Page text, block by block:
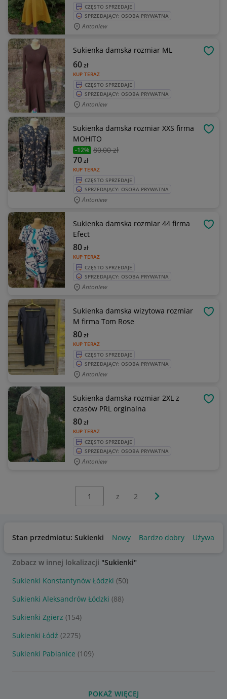
CZĘSTO SPRZEDAJE
SPRZEDAJĄCY: OSOBA PRYWATNA
Antoniew
Sukienka damska rozmiar ML
KUP TERAZ
60zł
CZĘSTO SPRZEDAJE
SPRZEDAJĄCY: OSOBA PRYWATNA
Antoniew
Sukienka damska rozmiar XXS firma
MOHITO
-12% 80,00 zł
KUP TERAZ
70zł
CZĘSTO SPRZEDAJE
SPRZEDAJĄCY: OSOBA PRYWATNA
Antoniew
Sukienka damska rozmiar 44 firma
Efect
KUP TERAZ
80zł
CZĘSTO SPRZEDAJE
SPRZEDAJĄCY: OSOBA PRYWATNA
Antoniew
Sukienka damska wizytowa rozmiar
M firma Tom Rose
KUP TERAZ
80zł
CZĘSTO SPRZEDAJE
SPRZEDAJĄCY: OSOBA PRYWATNA
Antoniew
Sukienka damska rozmiar 2XL z
czasów PRL orginalna
KUP TERAZ
80zł
CZĘSTO SPRZEDAJE
SPRZEDAJĄCY: OSOBA PRYWATNA
Antoniew
z 2 Następna strona
Stan przedmiotu: Sukienki Nowy Bardzo dobry Używany
Zobacz w innej lokalizacji "Sukienki"
Sukienki Konstantynów Łódzki (50)
Sukienki Aleksandrów Łódzki (88)
Sukienki Zgierz (154)
Sukienki Łódź (2275)
Sukienki Pabianice (109)
POKAŻ WIĘCEJ